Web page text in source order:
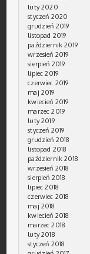
luty 2020
styczeń 2020
grudzień 2019
listopad 2019
październik 2019
wrzesień 2019
sierpień 2019
lipiec 2019
czerwiec 2019
maj 2019
kwiecień 2019
marzec 2019
luty 2019
styczeń 2019
grudzień 2018
listopad 2018
październik 2018
wrzesień 2018
sierpień 2018
lipiec 2018
czerwiec 2018
maj 2018
kwiecień 2018
marzec 2018
luty 2018
styczeń 2018